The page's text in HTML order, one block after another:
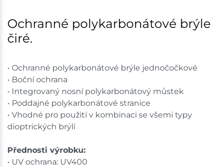
Ochranné polykarbonátové brýle
čiré.
• Ochranné polykarbonátové brýle jednočočkové
• Boční ochrana
• Integrovaný nosní polykarbonátový můstek
• Poddajné polykarbonátové stranice
• Vhodné pro použití v kombinaci se všemi typy
dioptrických brýlí
Přednosti výrobku:
• UV ochrana: UV400